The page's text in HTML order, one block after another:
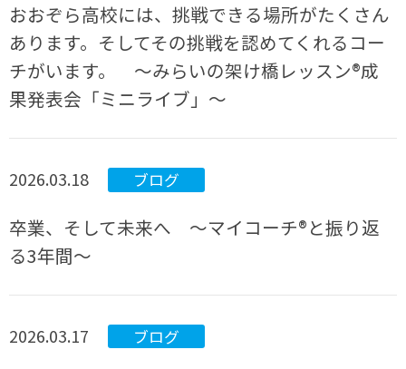
おおぞら高校には、挑戦できる場所がたくさん
あります。そしてその挑戦を認めてくれるコー
チがいます。 ～みらいの架け橋レッスン®成
果発表会「ミニライブ」～
2026.03.18 ブログ
卒業、そして未来へ ～マイコーチ®と振り返
る3年間～
2026.03.17 ブログ